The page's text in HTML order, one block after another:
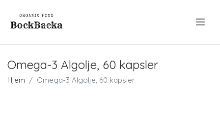
Omega-3 Algolje, 60 kapsler
Hjem Omega-3 Algolje, 60 kapsler